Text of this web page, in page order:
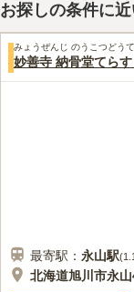
お探しの条件に
みょうぜんじ のうこつどう
妙善寺 納骨堂てらす
最寄駅： 永山駅(
北海道旭川市永